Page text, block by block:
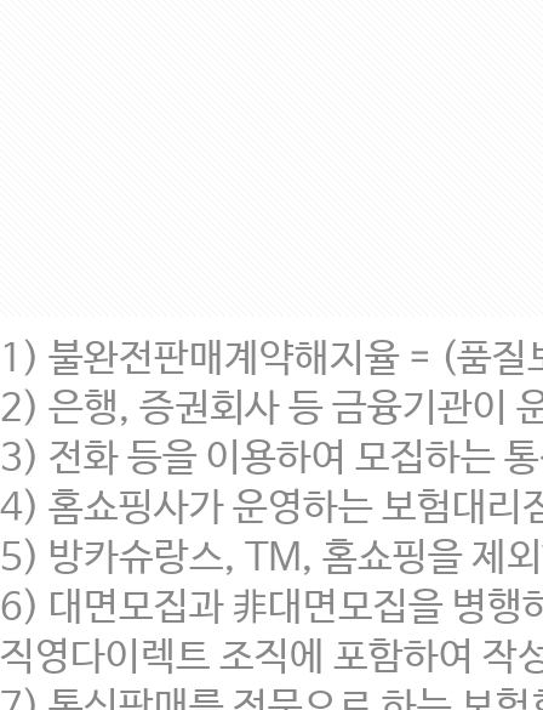
1) 불완전판매계약해지율 = (품
2) 은행, 증권회사 등 금융기관이
3) 전화 등을 이용하여 모집하는
4) 홈쇼핑사가 운영하는 보험대리
5) 방카슈랑스, TM, 홈쇼핑을 제
6) 대면모집과 非대면모집을 병행
직영다이렉트 조직에 포함하여 작